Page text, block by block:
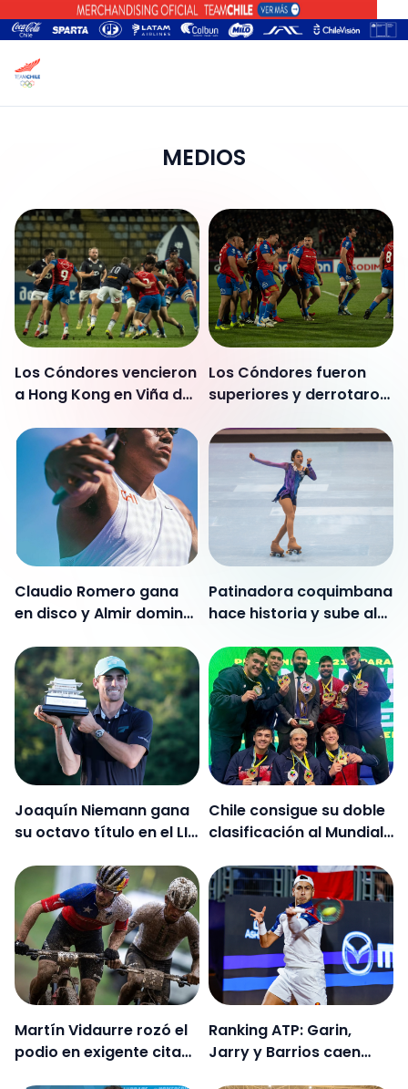
MEDIOS
Los Cóndores vencieron
a Hong Kong en Viña del
Los Cóndores fueron
superiores y derrotaron
la Nations Cup
Claudio Romero gana
en disco y Almir domina
Medellín
Patinadora coquimbana
hace historia y sube al
Mundo de Patinaje
Joaquín Niemann gana
su octavo título en el LIV
millonario premio
Chile consigue su doble
clasificación al Mundial
Martín Vidaurre rozó el
podio en exigente cita
Ranking ATP: Garin,
Jarry y Barrios caen